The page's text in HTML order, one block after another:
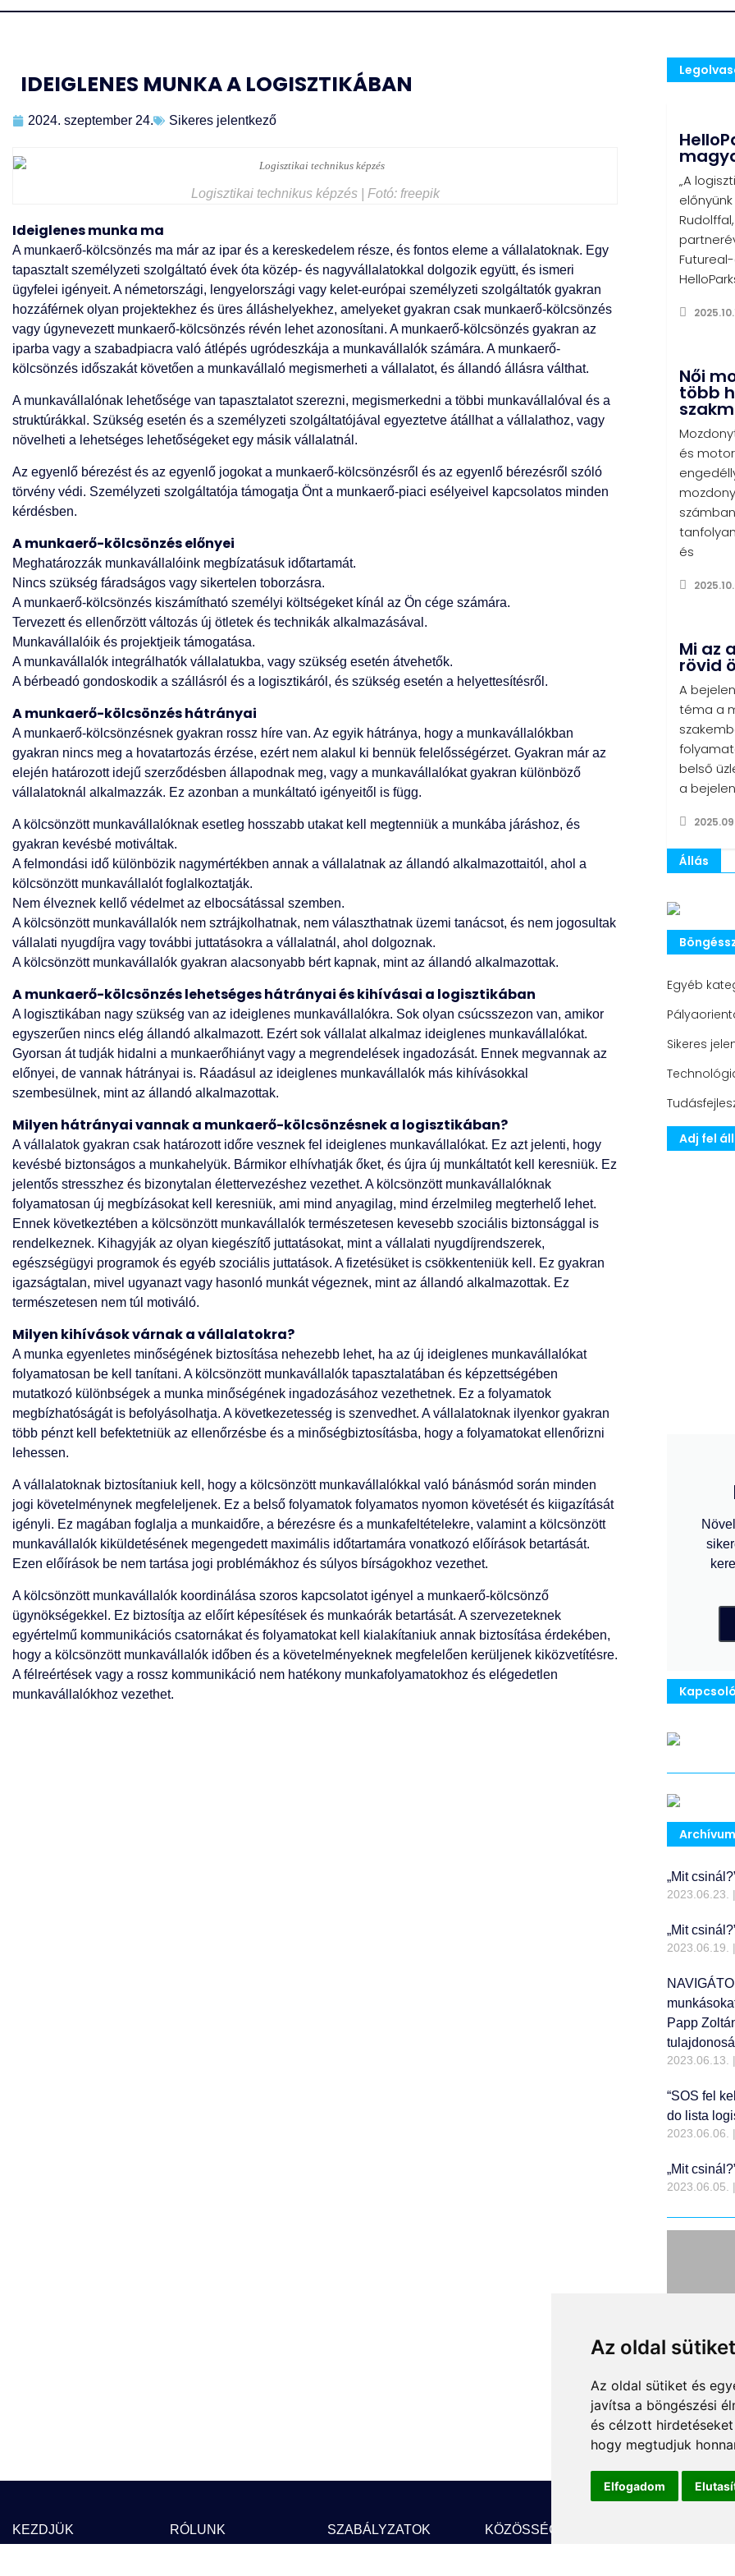
Az oldal
Az oldal sütiket és
javítsa a böngészési
és célzott
hogy megtudjuk
Elfogadom
IDEIGLENES MUNKA A LOGISZTIKÁBAN
2024. szeptember 24. Sikeres jelentkező
Logisztikai technikus képzés | Fotó: freepik
Ideiglenes munka ma
A munkaerő-kölcsönzés ma már az ipar és a kereskedelem része, és fontos eleme a vállalatoknak. Egy
tapasztalt személyzeti szolgáltató évek óta közép- és nagyvállalatokkal dolgozik együtt, és ismeri
ügyfelei igényeit. A németországi, lengyelországi vagy kelet-európai személyzeti szolgáltatók gyakran
hozzáférnek olyan projektekhez és üres álláshelyekhez, amelyeket gyakran csak munkaerő-kölcsönzés
vagy úgynevezett munkaerő-kölcsönzés révén lehet azonosítani. A munkaerő-kölcsönzés gyakran az
iparba vagy a szabadpiacra való átlépés ugródeszkája a munkavállalók számára. A munkaerő-
kölcsönzés időszakát követően a munkavállaló megismerheti a vállalatot, és állandó állásra válthat.
A munkavállalónak lehetősége van tapasztalatot szerezni, megismerkedni a többi munkavállalóval és a
struktúrákkal. Szükség esetén és a személyzeti szolgáltatójával egyeztetve átállhat a vállalathoz, vagy
növelheti a lehetséges lehetőségeket egy másik vállalatnál.
Az egyenlő bérezést és az egyenlő jogokat a munkaerő-kölcsönzésről és az egyenlő bérezésről szóló
törvény védi. Személyzeti szolgáltatója támogatja Önt a munkaerő-piaci esélyeivel kapcsolatos minden
kérdésben.
A munkaerő-kölcsönzés előnyei
Meghatározzák munkavállalóink megbízatásuk időtartamát.
Nincs szükség fáradságos vagy sikertelen toborzásra.
A munkaerő-kölcsönzés kiszámítható személyi költségeket kínál az Ön cége számára.
Tervezett és ellenőrzött változás új ötletek és technikák alkalmazásával.
Munkavállalóik és projektjeik támogatása.
A munkavállalók integrálhatók vállalatukba, vagy szükség esetén átvehetők.
A bérbeadó gondoskodik a szállásról és a logisztikáról, és szükség esetén a helyettesítésről.
A munkaerő-kölcsönzés hátrányai
A munkaerő-kölcsönzésnek gyakran rossz híre van. Az egyik hátránya, hogy a munkavállalókban
gyakran nincs meg a hovatartozás érzése, ezért nem alakul ki bennük felelősségérzet. Gyakran már az
elején határozott idejű szerződésben állapodnak meg, vagy a munkavállalókat gyakran különböző
vállalatoknál alkalmazzák. Ez azonban a munkáltató igényeitől is függ.
A kölcsönzött munkavállalóknak esetleg hosszabb utakat kell megtenniük a munkába járáshoz, és
gyakran kevésbé motiváltak.
A felmondási idő különbözik nagymértékben annak a vállalatnak az állandó alkalmazottaitól, ahol a
kölcsönzött munkavállalót foglalkoztatják.
Nem élveznek kellő védelmet az elbocsátással szemben.
A kölcsönzött munkavállalók nem sztrájkolhatnak, nem választhatnak üzemi tanácsot, és nem jogosultak
vállalati nyugdíjra vagy további juttatásokra a vállalatnál, ahol dolgoznak.
A kölcsönzött munkavállalók gyakran alacsonyabb bért kapnak, mint az állandó alkalmazottak.
A munkaerő-kölcsönzés lehetséges hátrányai és kihívásai a logisztikában
A logisztikában nagy szükség van az ideiglenes munkavállalókra. Sok olyan csúcsszezon van, amikor
egyszerűen nincs elég állandó alkalmazott. Ezért sok vállalat alkalmaz ideiglenes munkavállalókat.
Gyorsan át tudják hidalni a munkaerőhiányt vagy a megrendelések ingadozását. Ennek megvannak az
előnyei, de vannak hátrányai is. Ráadásul az ideiglenes munkavállalók más kihívásokkal
szembesülnek, mint az állandó alkalmazottak.
Milyen hátrányai vannak a munkaerő-kölcsönzésnek a logisztikában?
A vállalatok gyakran csak határozott időre vesznek fel ideiglenes munkavállalókat. Ez azt jelenti, hogy
kevésbé biztonságos a munkahelyük. Bármikor elhívhatják őket, és újra új munkáltatót kell keresniük. Ez
jelentős stresszhez és bizonytalan élettervezéshez vezethet. A kölcsönzött munkavállalóknak
folyamatosan új megbízásokat kell keresniük, ami mind anyagilag, mind érzelmileg megterhelő lehet.
Ennek következtében a kölcsönzött munkavállalók természetesen kevesebb szociális biztonsággal is
rendelkeznek. Kihagyják az olyan kiegészítő juttatásokat, mint a vállalati nyugdíjrendszerek,
egészségügyi programok és egyéb szociális juttatások. A fizetésüket is csökkenteniük kell. Ez gyakran
igazságtalan, mivel ugyanazt vagy hasonló munkát végeznek, mint az állandó alkalmazottak. Ez
természetesen nem túl motiváló.
Milyen kihívások várnak a vállalatokra?
A munka egyenletes minőségének biztosítása nehezebb lehet, ha az új ideiglenes munkavállalókat
folyamatosan be kell tanítani. A kölcsönzött munkavállalók tapasztalatában és képzettségében
mutatkozó különbségek a munka minőségének ingadozásához vezethetnek. Ez a folyamatok
megbízhatóságát is befolyásolhatja. A következetesség is szenvedhet. A vállalatoknak ilyenkor gyakran
több pénzt kell befektetniük az ellenőrzésbe és a minőségbiztosításba, hogy a folyamatokat ellenőrizni
lehessen.
A vállalatoknak biztosítaniuk kell, hogy a kölcsönzött munkavállalókkal való bánásmód során minden
jogi követelménynek megfeleljenek. Ez a belső folyamatok folyamatos nyomon követését és kiigazítását
igényli. Ez magában foglalja a munkaidőre, a bérezésre és a munkafeltételekre, valamint a kölcsönzött
munkavállalók kiküldetésének megengedett maximális időtartamára vonatkozó előírások betartását.
Ezen előírások be nem tartása jogi problémákhoz és súlyos bírságokhoz vezethet.
A kölcsönzött munkavállalók koordinálása szoros kapcsolatot igényel a munkaerő-kölcsönző
ügynökségekkel. Ez biztosítja az előírt képesítések és munkaórák betartását. A szervezeteknek
egyértelmű kommunikációs csatornákat és folyamatokat kell kialakítaniuk annak biztosítása érdekében,
hogy a kölcsönzött munkavállalók időben és a követelményeknek megfelelően kerüljenek kiközvetítésre.
A félreértések vagy a rossz kommunikáció nem hatékony munkafolyamatokhoz és elégedetlen
munkavállalókhoz vezethet.
„A
Női
több
és
és
Mi az
rövid
A
téma a
belső
a
Állás
Egyéb
Sikeres
Adj fel
Archívum
„Mit
2023.06.23.
„Mit
2023.06.19.
Papp
2023.06.13.
“SOS fel
do lista
2023.06.06.
„Mit
2023.06.05.
A
már
KEZDJÜK RÓLUNK SZABÁLYZATOK KÖZÖSSÉGI MÉDIA